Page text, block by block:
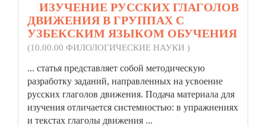
ИЗУЧЕНИЕ РУССКИХ ГЛАГОЛОВ
ДВИЖЕНИЯ В ГРУППАХ С
УЗБЕКСКИМ ЯЗЫКОМ ОБУЧЕНИЯ
(10.00.00 ФИЛОЛОГИЧЕСКИЕ НАУКИ )
... статья представляет собой методическую
разработку заданий, направленных на усвоение
русских глаголов движения. Подача материала для
изучения отличается системностью: в упражнениях
и текстах глаголы движения ...